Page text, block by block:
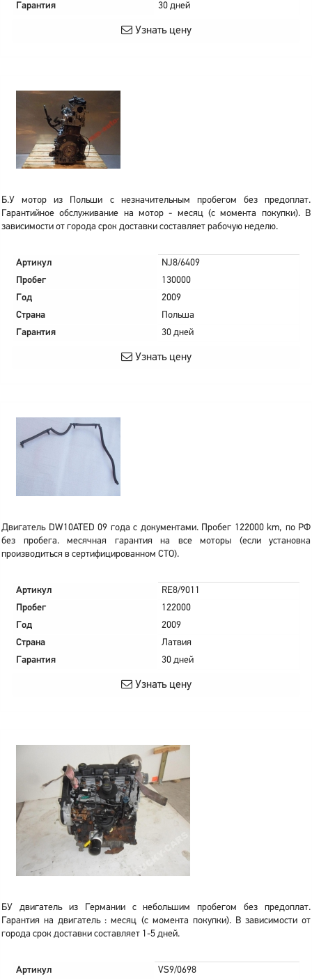
Гарантия
30 дней
Узнать цену
Б.У мотор из Польши с незначительным пробегом без предоплат.
Гарантийное обслуживание на мотор - месяц (с момента покупки). В
зависимости от города срок доставки составляет рабочую неделю.
Артикул
NJ8/6409
Пробег
130000
Год
2009
Страна
Польша
Гарантия
30 дней
Узнать цену
Двигатель DW10ATED 09 года с документами. Пробег 122000 km, по РФ
без пробега. месячная гарантия на все моторы (если установка
производиться в сертифицированном СТО).
Артикул
RE8/9011
Пробег
122000
Год
2009
Страна
Латвия
Гарантия
30 дней
Узнать цену
БУ двигатель из Германии с небольшим пробегом без предоплат.
Гарантия на двигатель : месяц (с момента покупки). В зависимости от
города срок доставки составляет 1-5 дней.
Артикул
VS9/0698